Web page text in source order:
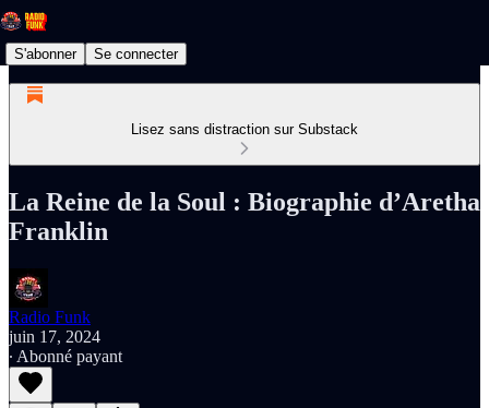
S'abonner Se connecter
Lisez sans distraction sur Substack
La Reine de la Soul : Biographie d’Aretha
Franklin
Radio Funk
juin 17, 2024
∙ Abonné payant